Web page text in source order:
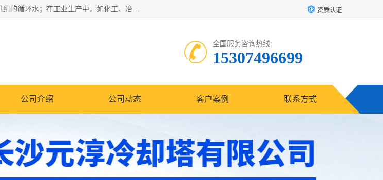
冷却塔广泛应用于工业、电力行业、空调系统等领域。在电力行业中，用于冷却发电机组的循环水；在工业生产中，如化工、冶金等行业，可降低生产过程中产生的热量；在空调系统中，为空调设备提供冷却水源 资质认证
全国服务咨询热线:
15307496699
公司介绍 公司动态 客户案例 联系方式